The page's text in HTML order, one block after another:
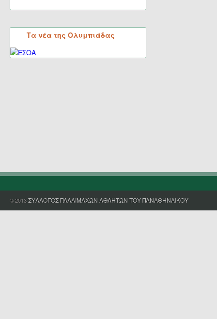
Τα νέα της Ολυμπιάδας
© 2013ΣΥΛΛΟΓΟΣ ΠΑΛΑΙΜΑΧΩΝ ΑΘΛΗΤΩΝ ΤΟΥ ΠΑΝΑΘΗΝΑΙΚΟΥ